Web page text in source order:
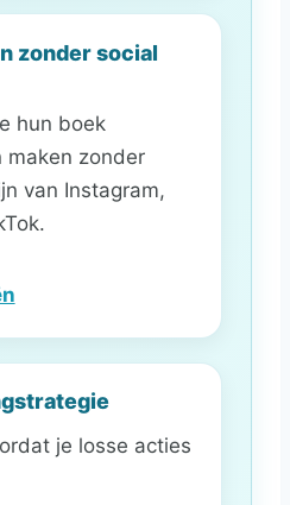
zonder social
hun boek
maken zonder
van Instagram,
je losse acties